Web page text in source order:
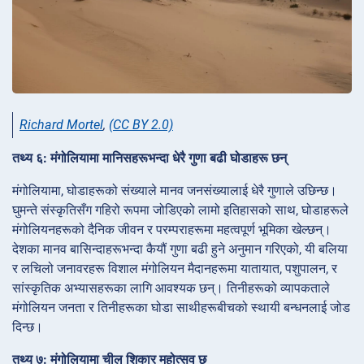
Richard Mortel, (CC BY 2.0)
तथ्य ६: मंगोलियामा मानिसहरूभन्दा धेरै गुणा बढी घोडाहरू छन्
मंगोलियामा, घोडाहरूको संख्याले मानव जनसंख्यालाई धेरै गुणाले उछिन्छ।
घुमन्ते संस्कृतिसँग गहिरो रूपमा जोडिएको लामो इतिहासको साथ, घोडाहरूले
मंगोलियनहरूको दैनिक जीवन र परम्पराहरूमा महत्वपूर्ण भूमिका खेल्छन्।
देशका मानव बासिन्दाहरूभन्दा कैयौं गुणा बढी हुने अनुमान गरिएको, यी बलिया
र लचिलो जनावरहरू विशाल मंगोलियन मैदानहरूमा यातायात, पशुपालन, र
सांस्कृतिक अभ्यासहरूका लागि आवश्यक छन्। तिनीहरूको व्यापकताले
मंगोलियन जनता र तिनीहरूका घोडा साथीहरूबीचको स्थायी बन्धनलाई जोड
दिन्छ।
तथ्य ७: मंगोलियामा चील शिकार महोत्सव छ